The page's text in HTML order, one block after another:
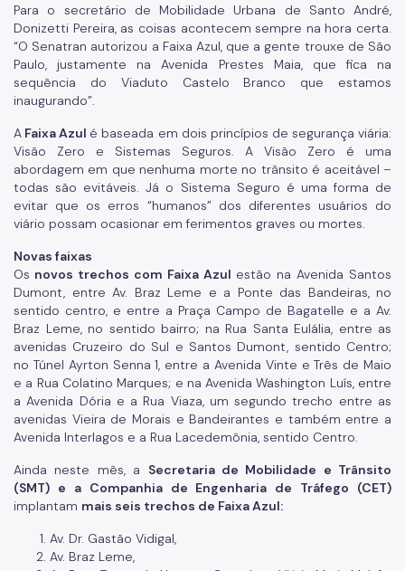
Para o secretário de Mobilidade Urbana de Santo André,
Donizetti Pereira, as coisas acontecem sempre na hora certa.
“O Senatran autorizou a Faixa Azul, que a gente trouxe de São
Paulo, justamente na Avenida Prestes Maia, que fica na
sequência do Viaduto Castelo Branco que estamos
inaugurando”.
A Faixa Azul é baseada em dois princípios de segurança viária:
Visão Zero e Sistemas Seguros. A Visão Zero é uma
abordagem em que nenhuma morte no trânsito é aceitável –
todas são evitáveis. Já o Sistema Seguro é uma forma de
evitar que os erros “humanos” dos diferentes usuários do
viário possam ocasionar em ferimentos graves ou mortes.
Novas faixas
Os novos trechos com Faixa Azul estão na Avenida Santos
Dumont, entre Av. Braz Leme e a Ponte das Bandeiras, no
sentido centro, e entre a Praça Campo de Bagatelle e a Av.
Braz Leme, no sentido bairro; na Rua Santa Eulália, entre as
avenidas Cruzeiro do Sul e Santos Dumont, sentido Centro;
no Túnel Ayrton Senna 1, entre a Avenida Vinte e Três de Maio
e a Rua Colatino Marques; e na Avenida Washington Luís, entre
a Avenida Dória e a Rua Viaza, um segundo trecho entre as
avenidas Vieira de Morais e Bandeirantes e também entre a
Avenida Interlagos e a Rua Lacedemônia, sentido Centro.
Ainda neste mês, a Secretaria de Mobilidade e Trânsito
(SMT) e a Companhia de Engenharia de Tráfego (CET)
implantam mais seis trechos de Faixa Azul:
Av. Dr. Gastão Vidigal,
Av. Braz Leme,